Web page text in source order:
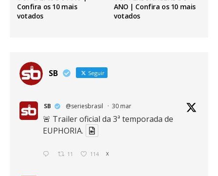
Confira os 10 mais
votados
ANO | Confira os 10 mais
votados
SB Seguir
SB @seriesbrasil · 30 mar
🚨 Trailer oficial da 3ª temporada de
EUPHORIA.
11 114 X